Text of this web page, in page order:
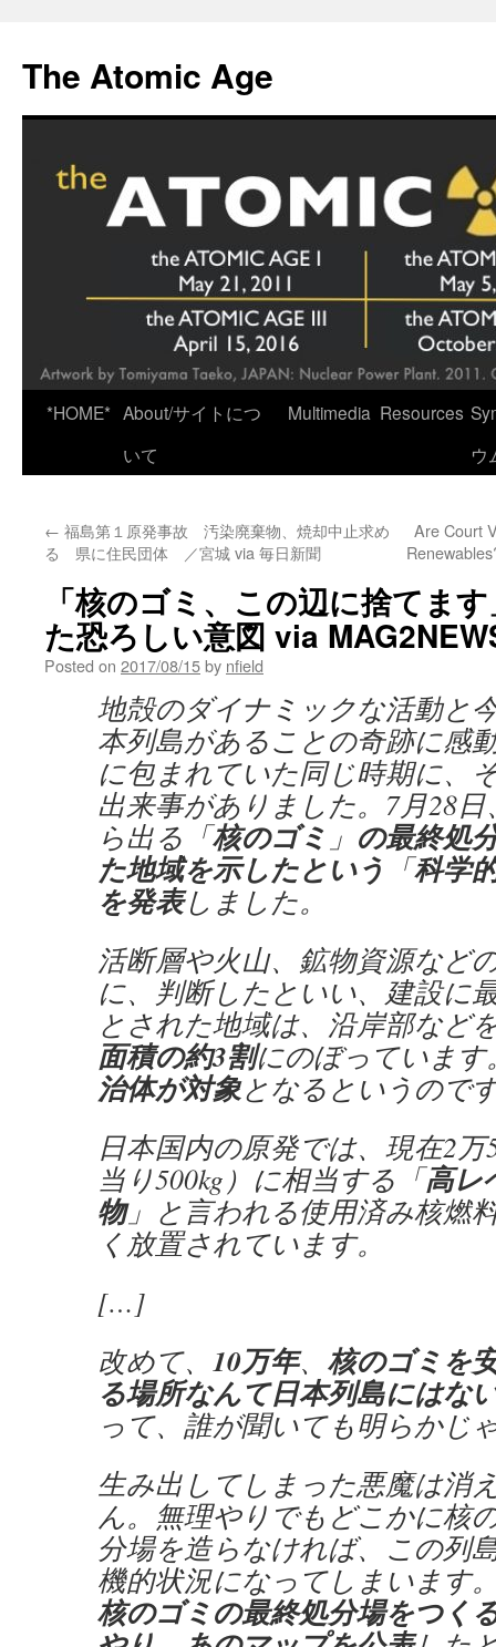
content
The Atomic Age
*HOME* About/サイトにつ
いて
Multimedia Resources
ウ
← 福島第１原発事故 汚染廃棄物、焼却中止求め
る 県に住民団体 ／宮城 via 毎日新聞
Are Court
「核のゴミ、この辺に捨てま
た恐ろしい意図 via
Posted on 2017/08/15by nfield
地殻のダイナミックな活動と
本列島があることの奇跡に感
に包まれていた同じ時期に、
出来事がありました。7月28
ら出る「核のゴミ 」 の最終処
た地域を示したという 「科学
を発表しました。
活断層や火山、鉱物資源など
に、判断したといい、建設に
とされた地域は、沿岸部など
面積の約3割にのぼっています
治体が対象となるというので
日本国内の原発では、現在2万
当り500kg）に相当する「高レ
物」と言われる使用済み核燃
く放置されています。
[…]
改めて、 10万年、 核のゴミを
る場所なんて日本列島にはな
って、誰が聞いても明らかじ
生み出してしまった悪魔は消
ん。無理やりでもどこかに核
分場を造らなければ、この列
機的状況になってしまいます
核のゴミの最終処分場をつく